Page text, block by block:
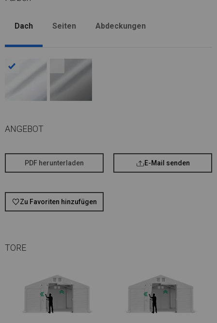
Dach Seiten Abdeckungen
ANGEBOT
PDF herunterladen E-Mail senden
Zu Favoriten hinzufügen
TORE